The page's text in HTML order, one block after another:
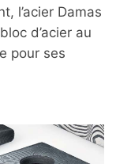
l’acier Damas
d’acier au
pour ses